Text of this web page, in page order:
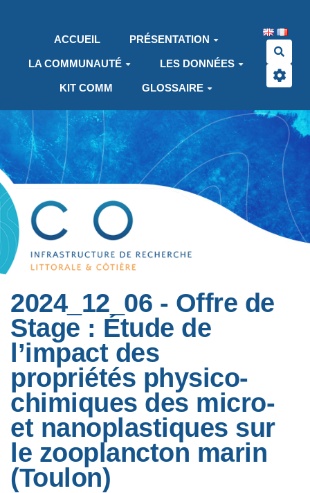
ACCUEIL
PRÉSENTATION
LA COMMUNAUTÉ LES DONNÉES
KIT COMM GLOSSAIRE
2024_12_06 - Offre de
Stage : Étude de
l’impact des
propriétés physico-
chimiques des micro-
et nanoplastiques sur
le zooplancton marin
(Toulon)